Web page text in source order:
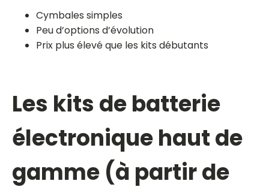
Cymbales simples
Peu d’options d’évolution
Prix plus élevé que les kits débutants
Les kits de batterie
électronique haut de
gamme (à partir de